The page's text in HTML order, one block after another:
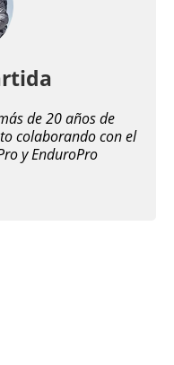
de 20 años de
colaborando con el
y EnduroPro